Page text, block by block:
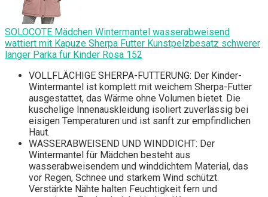
SOLOCOTE Mädchen Wintermantel wasserabweisend
wattiert mit Kapuze Sherpa Futter Kunstpelzbesatz schwerer
langer Parka für Kinder Rosa 152
VOLLFLÄCHIGE SHERPA-FUTTERUNG: Der Kinder-
Wintermantel ist komplett mit weichem Sherpa-Futter
ausgestattet, das Wärme ohne Volumen bietet. Die
kuschelige Innenauskleidung isoliert zuverlässig bei
eisigen Temperaturen und ist sanft zur empfindlichen
Haut.
WASSERABWEISEND UND WINDDICHT: Der
Wintermantel für Mädchen besteht aus
wasserabweisendem und winddichtem Material, das
vor Regen, Schnee und starkem Wind schützt.
Verstärkte Nähte halten Feuchtigkeit fern und